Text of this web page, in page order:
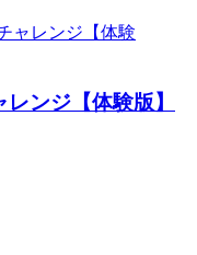
ンジ【体験版】